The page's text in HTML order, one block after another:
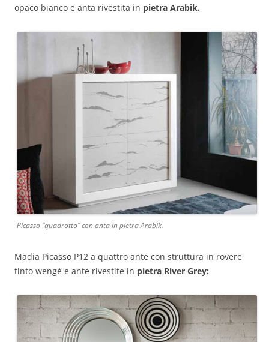
opaco bianco e anta rivestita in pietra Arabik.
Picasso “quadrotto” con anta in pietra Arabik.
Madia Picasso P12 a quattro ante con struttura in rovere
tinto wengè e ante rivestite in pietra River Grey: